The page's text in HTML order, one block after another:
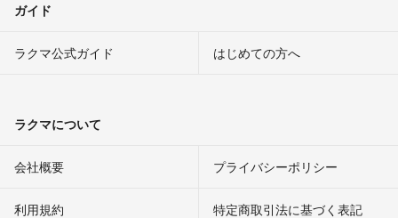
ガイド
ラクマ公式ガイド はじめての方へ
ラクマについて
会社概要 プライバシーポリシー
利用規約 特定商取引法に基づく表記